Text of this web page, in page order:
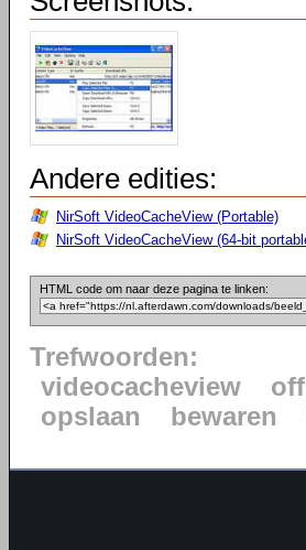
Andere edities:
NirSoft VideoCacheView (Portable)
NirSoft VideoCacheView (64-bit
HTML code om naar deze pagina te linken:
Trefwoorden:
videocacheview
opslaan
bewaren